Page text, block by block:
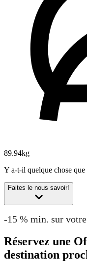
89.94kg
Y a-t-il quelque chose
Faites le nous savoir!
-15 % min. sur
Réservez une
destination